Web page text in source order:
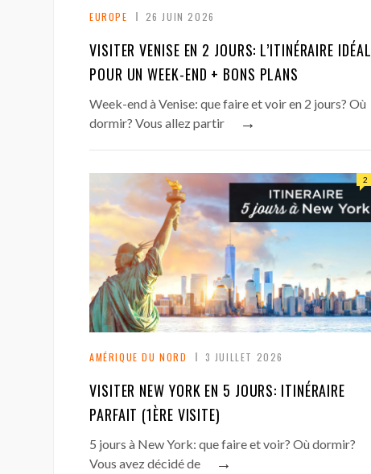
EUROPE 26 JUIN 2026
VISITER VENISE EN 2 JOURS: L’ITINÉRAIRE IDÉAL
POUR UN WEEK-END + BONS PLANS
Week-end à Venise: que faire et voir en 2 jours? Où
dormir? Vous allez partir
→
AMÉRIQUE DU NORD 3 JUILLET 2026
2
VISITER NEW YORK EN 5 JOURS: ITINÉRAIRE
PARFAIT (1ÈRE VISITE)
5 jours à New York: que faire et voir? Où dormir?
Vous avez décidé de
→